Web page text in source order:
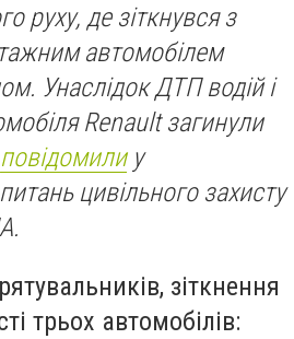
руху, де зіткнувся з
автомобілем
Унаслідок ДТП водій і
Renault загинули
повідомилиу
цивільного захисту
рятувальників, зіткнення
трьох автомобілів: